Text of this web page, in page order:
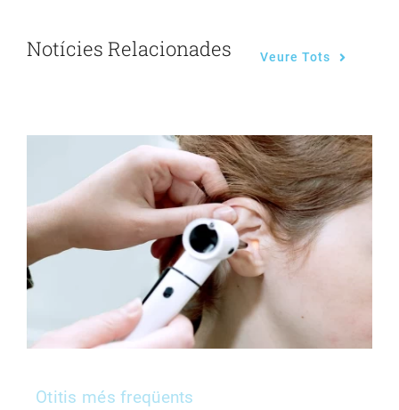
Notícies Relacionades Veure Tots
Otitis més freqüents